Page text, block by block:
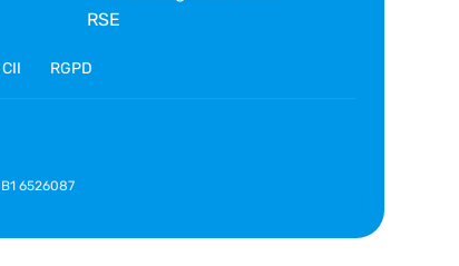
RSE
RGPD
6526087